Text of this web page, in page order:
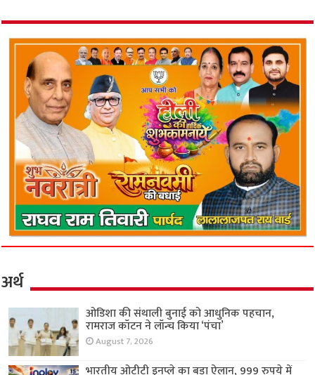
अर्थ
ओडिशा की संथाली बुनाई को आधुनिक पहचान,
रामराज कॉटन ने लॉन्च किया ‘पंचा’
August 7, 2026
भारतीय ओटीटी इनप्ले का बड़ा ऐलान, 999 रुपये में